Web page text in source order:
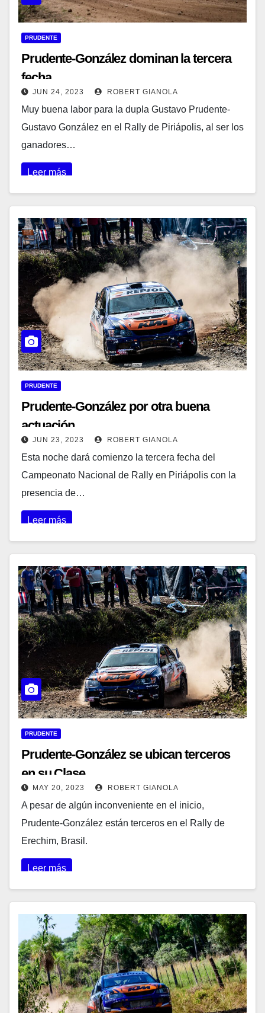
PRUDENTE
Prudente-González dominan la tercera
fecha
JUN 24, 2023 ROBERT GIANOLA
Muy buena labor para la dupla Gustavo Prudente-
Gustavo González en el Rally de Piriápolis, al ser los
ganadores…
Leer más
PRUDENTE
Prudente-González por otra buena
actuación
JUN 23, 2023 ROBERT GIANOLA
Esta noche dará comienzo la tercera fecha del
Campeonato Nacional de Rally en Piriápolis con la
presencia de…
Leer más
PRUDENTE
Prudente-González se ubican terceros
en su Clase
MAY 20, 2023 ROBERT GIANOLA
A pesar de algún inconveniente en el inicio,
Prudente-González están terceros en el Rally de
Erechim, Brasil.
Leer más